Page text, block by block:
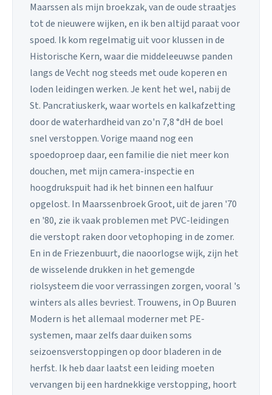
Maarssen als mijn broekzak, van de oude straatjes
tot de nieuwere wijken, en ik ben altijd paraat voor
spoed. Ik kom regelmatig uit voor klussen in de
Historische Kern, waar die middeleeuwse panden
langs de Vecht nog steeds met oude koperen en
loden leidingen werken. Je kent het wel, nabij de
St. Pancratiuskerk, waar wortels en kalkafzetting
door de waterhardheid van zo'n 7,8 °dH de boel
snel verstoppen. Vorige maand nog een
spoedoproep daar, een familie die niet meer kon
douchen, met mijn camera-inspectie en
hoogdrukspuit had ik het binnen een halfuur
opgelost. In Maarssenbroek Groot, uit de jaren '70
en '80, zie ik vaak problemen met PVC-leidingen
die verstopt raken door vetophoping in de zomer.
En in de Friezenbuurt, die naoorlogse wijk, zijn het
de wisselende drukken in het gemengde
riolsysteem die voor verrassingen zorgen, vooral 's
winters als alles bevriest. Trouwens, in Op Buuren
Modern is het allemaal moderner met PE-
systemen, maar zelfs daar duiken soms
seizoensverstoppingen op door bladeren in de
herfst. Ik heb daar laatst een leiding moeten
vervangen bij een hardnekkige verstopping, hoort